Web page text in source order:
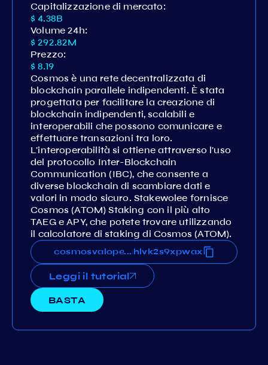
Capitalizzazione di mercato:
$ 4.38B
Volume 24h:
$ 292.82M
Prezzo:
$ 8.19
Cosmos è una rete decentralizzata di
blockchain parallele indipendenti. È stata
progettata per facilitare la creazione di
blockchain indipendenti, scalabili e
interoperabili che possono comunicare e
effettuare transazioni tra loro.
L'interoperabilità si ottiene attraverso l'uso
del protocollo Inter-Blockchain
Communication (IBC), che consente a
diverse blockchain di scambiare dati e
valori in modo sicuro. Stakewolee fornisce
Cosmos (ATOM) Staking con il più alto
TAEG e APY, che potete trovare utilizzando
il calcolatore di staking di Cosmos (ATOM).
...
Leggi il tutorial
BASTA